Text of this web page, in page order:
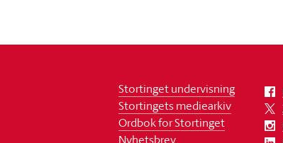
Stortinget undervisning
Stortingets mediearkiv
Ordbok for Stortinget
Nyhetsbrev